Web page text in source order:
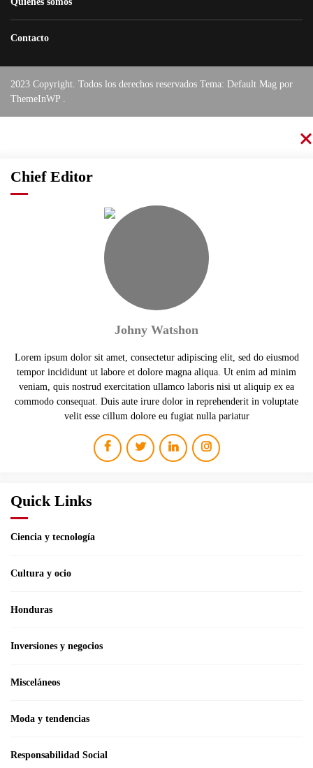
Contacto
2023 Copyright. Todos los derechos reservados Tema: Default Mag por
ThemeInWP
Chief Editor
Johny Watshon
Lorem ipsum dolor sit amet, consectetur adipiscing elit, sed do eiusmod
tempor incididunt ut labore et dolore magna aliqua. Ut enim ad minim
veniam, quis nostrud exercitation ullamco laboris nisi ut aliquip ex ea
commodo consequat. Duis aute irure dolor in reprehenderit in voluptate
velit esse cillum dolore eu fugiat nulla pariatur
Quick Links
Ciencia y tecnología
Cultura y ocio
Honduras
Inversiones y negocios
Misceláneos
Moda y tendencias
Responsabilidad Social